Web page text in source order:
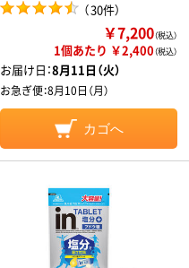
（30件）
￥7,200（税込）
1個あたり ￥2,400（税込）
お届け日：8月11日（火）
お急ぎ便：8月10日（月）
カゴへ